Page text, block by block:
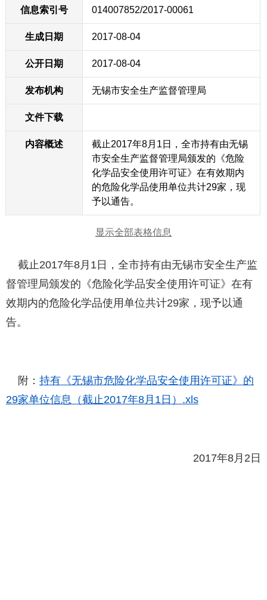
信息索引号 014007852/2017-00061
生成日期 2017-08-04
公开日期 2017-08-04
发布机构 无锡市安全生产监督管理局
文件下载
内容概述
截止2017年8月1日，全市持有由无锡
市安全生产监督管理局颁发的《危险
化学品安全使用许可证》在有效期内
的危险化学品使用单位共计29家，现
予以通告。
显示全部表格信息
截止2017年8月1日，全市持有由无锡市安全生产监
督管理局颁发的《危险化学品安全使用许可证》在有
效期内的危险化学品使用单位共计29家，现予以通
告。
附： 持有《无锡市危险化学品安全使用许可证》的
29家单位信息（截止2017年8月1日）.xls
2017年8月2日